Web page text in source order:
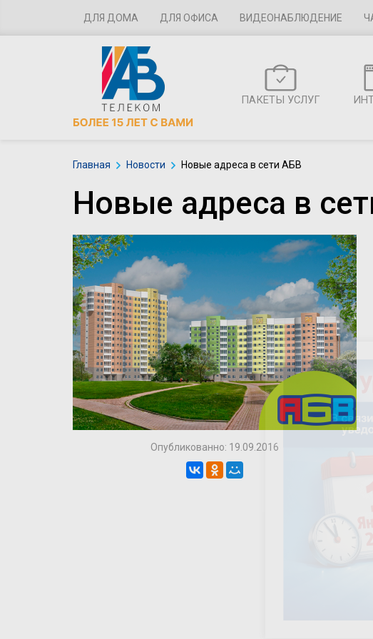
ДЛЯ ДОМА ДЛЯ ОФИСА ВИДЕОНАБЛЮДЕНИЕ
ПАКЕТЫ УСЛУГ
Главная Новости Новые адреса в сети АБВ
Новые адреса в
Опубликованно: 19.09.2016